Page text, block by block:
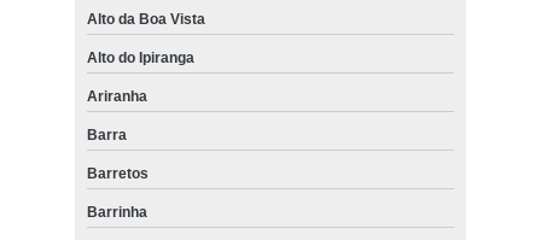
Alto da Boa Vista
Alto do Ipiranga
Ariranha
Barra
Barretos
Barrinha